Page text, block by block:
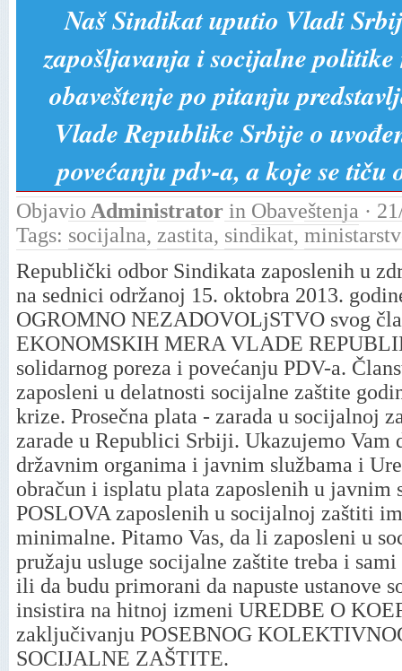
Naš Sindikat uputio Vladi
zapošljavanja i socijalne
obaveštenje po pitanju
Vlade Republike Srbije o
povećanju pdv-a, a koje se tiču
Objavio Administrator in Obaveštenja ·
Tags: socijalna, zastita, sindikat,
Republički odbor Sindikata zaposlenih u
na sednici održanoj 15. oktobra 2013.
OGROMNO NEZADOVOLjSTVO svog
EKONOMSKIH MERA VLADE
solidarnog poreza i povećanju PDV-a.
zaposleni u delatnosti socijalne zaštite
krize. Prosečna plata - zarada u socijalnoj
zarade u Republici Srbiji. Ukazujemo Vam
državnim organima i javnim službama i
obračun i isplatu plata zaposlenih u javnim
POSLOVA zaposlenih u socijalnoj zaštiti
minimalne. Pitamo Vas, da li zaposleni u
pružaju usluge socijalne zaštite treba i
ili da budu primorani da napuste ustanove
insistira na hitnoj izmeni UREDBE O
zaključivanju POSEBNOG
SOCIJALNE ZAŠTITE.